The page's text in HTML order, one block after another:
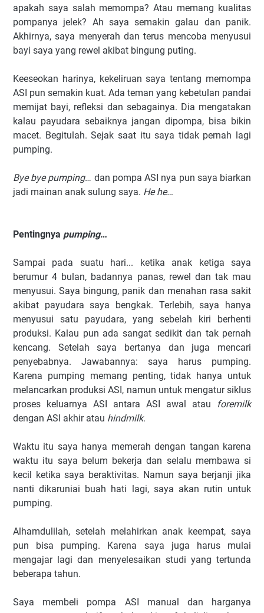
apakah saya salah memompa? Atau memang kualitas
pompanya jelek? Ah saya semakin galau dan panik.
Akhirnya, saya menyerah dan terus mencoba menyusui
bayi saya yang rewel akibat bingung puting.
Keeseokan harinya, kekeliruan saya tentang memompa
ASI pun semakin kuat. Ada teman yang kebetulan pandai
memijat bayi, refleksi dan sebagainya. Dia mengatakan
kalau payudara sebaiknya jangan dipompa, bisa bikin
macet. Begitulah. Sejak saat itu saya tidak pernah lagi
pumping.
Bye bye pumping… dan pompa ASI nya pun saya biarkan
jadi mainan anak sulung saya. He he…
Pentingnya pumping…
Sampai pada suatu hari... ketika anak ketiga saya
berumur 4 bulan, badannya panas, rewel dan tak mau
menyusui. Saya bingung, panik dan menahan rasa sakit
akibat payudara saya bengkak. Terlebih, saya hanya
menyusui satu payudara, yang sebelah kiri berhenti
produksi. Kalau pun ada sangat sedikit dan tak pernah
kencang. Setelah saya bertanya dan juga mencari
penyebabnya. Jawabannya: saya harus pumping.
Karena pumping memang penting, tidak hanya untuk
melancarkan produksi ASI, namun untuk mengatur siklus
proses keluarnya ASI antara ASI awal atau
foremilk
dengan ASI akhir atau hindmilk.
Waktu itu saya hanya memerah dengan tangan karena
waktu itu saya belum bekerja dan selalu membawa si
kecil ketika saya beraktivitas. Namun saya berjanji jika
nanti dikaruniai buah hati lagi, saya akan rutin untuk
pumping.
Alhamdulilah, setelah melahirkan anak keempat, saya
pun bisa pumping. Karena saya juga harus mulai
mengajar lagi dan menyelesaikan studi yang tertunda
beberapa tahun.
Saya membeli pompa ASI manual dan harganya